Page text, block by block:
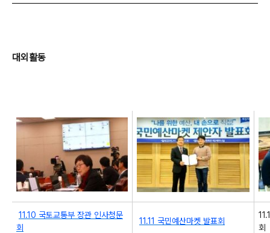
대외활동
11.10 국토교통부 장관 인사청문
회
11.11 국민예산마켓 발표회
회